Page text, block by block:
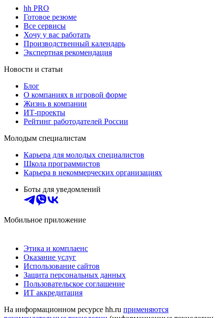
hh PRO
Готовое резюме
Все сервисы
Хочу у вас работать
Производственный календарь
Экспертная рекомендация
Новости и статьи
Блог
О компаниях в игровой форме
Жизнь в компании
ИТ-проекты
Рейтинг работодателей России
Молодым специалистам
Карьера для молодых специалистов
Школа программистов
Карьера в некоммерческих организациях
Боты для уведомлений
Мобильное приложение
Этика и комплаенс
Оказание услуг
Использование сайтов
Защита персональных данных
Пользовательское соглашение
ИТ аккредитация
На информационном ресурсе hh.ru применяются